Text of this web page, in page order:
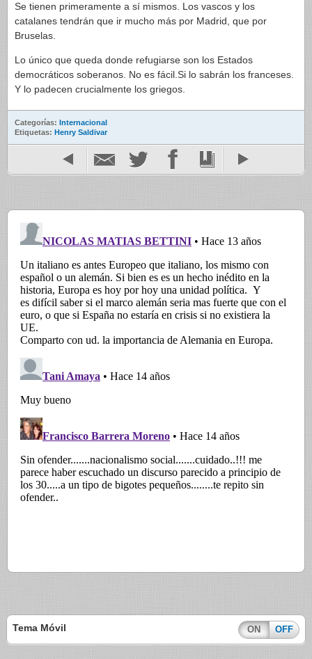
Se tienen primeramente a sí mismos. Los vascos y los
catalanes tendrán que ir mucho más por Madrid, que por
Bruselas.
Lo único que queda donde refugiarse son los Estados
democráticos soberanos. No es fácil.Si lo sabrán los franceses.
Y lo padecen crucialmente los griegos.
Categorías: Internacional
Etiquetas: Henry Saldivar
Tema Móvil ON OFF